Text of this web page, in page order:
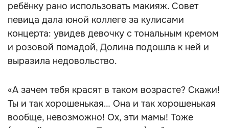
ребёнку рано использовать макияж. Совет
певица дала юной коллеге за кулисами
концерта: увидев девочку с тональным кремом
и розовой помадой, Долина подошла к ней и
выразила недовольство.
«А зачем тебя красят в таком возрасте? Скажи!
Ты и так хорошенькая… Она и так хорошенькая
вообще, невозможно! Ох, эти мамы! Тоже